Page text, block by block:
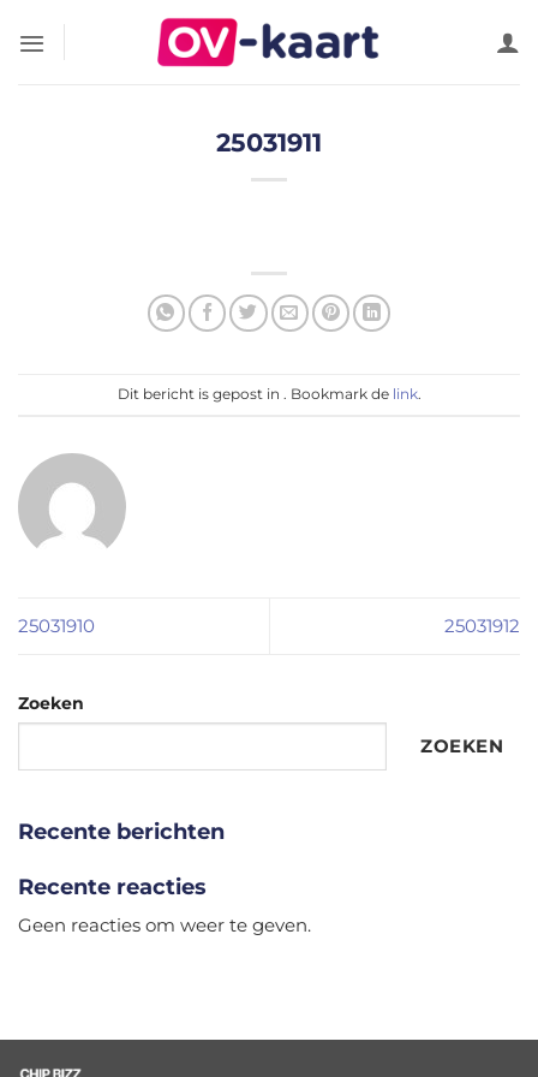
naar
25031911
Dit bericht is gepost in . Bookmark de link.
25031910 25031912
Zoeken
ZOEKEN
Recente berichten
Recente reacties
Geen reacties om weer te geven.